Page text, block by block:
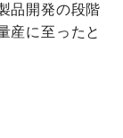
品開発の段階
産に至ったと